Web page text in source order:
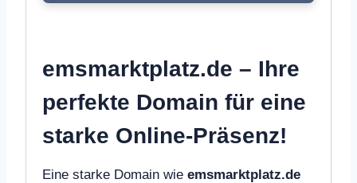
emsmarktplatz.de – Ihre
perfekte Domain für eine
starke Online-Präsenz!
Eine starke Domain wie emsmarktplatz.de